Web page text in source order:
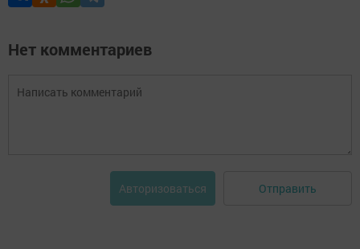
Нет комментариев
Авторизоваться Отправить